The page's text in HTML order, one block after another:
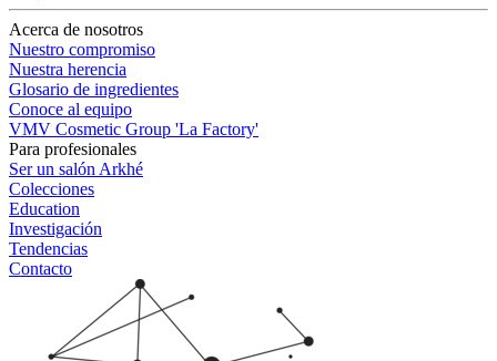
Acerca de nosotros
Nuestro compromiso
Nuestra herencia
Glosario de ingredientes
Conoce al equipo
VMV Cosmetic Group 'La Factory'
Para profesionales
Ser un salón Arkhé
Colecciones
Education
Investigación
Tendencias
Contacto